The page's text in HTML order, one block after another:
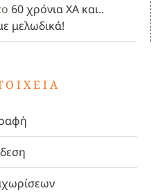
60 χρόνια ΧΑ και..
μελωδικά!